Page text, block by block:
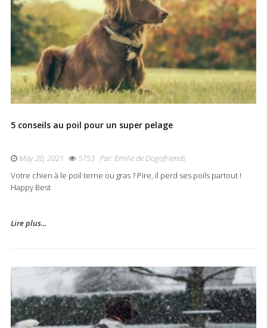
5 conseils au poil pour un super pelage
May 20, 2021 5753 Par:Emilie de Dogofriends
Votre chien à le poil terne ou gras ? Pire, il perd ses poils partout !
Happy Best
Lire plus...